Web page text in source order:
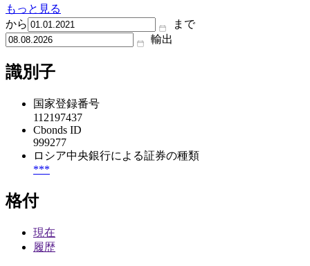
もっと見る
から
まで
輸出
識別子
国家登録番号
112197437
Cbonds ID
999277
ロシア中央銀行による証券の種類
***
格付
現在
履歴